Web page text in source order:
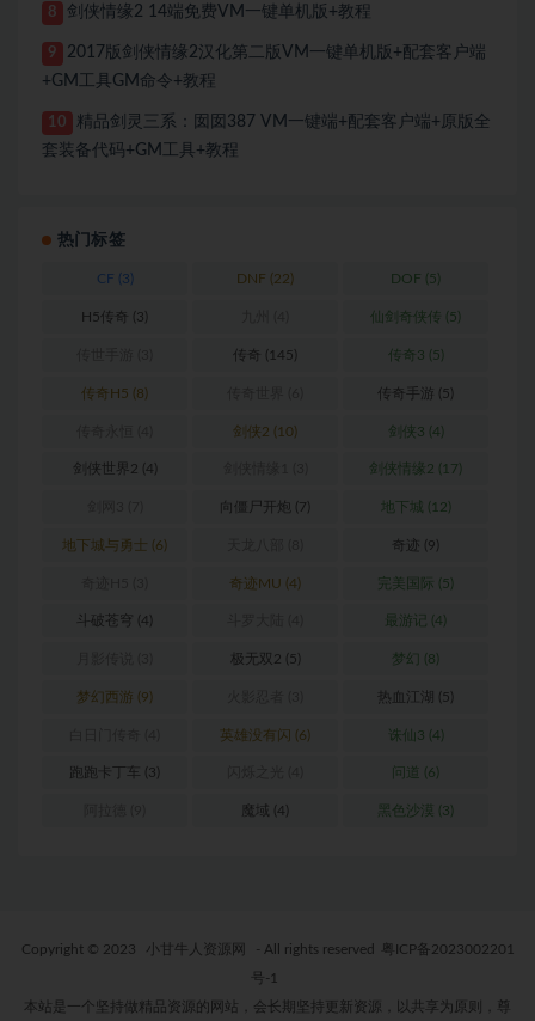
8 剑侠情缘2 14端免费VM一键单机版+教程
9
2017版剑侠情缘2汉化第二版VM一键单机版+配套客户端
+GM工具GM命令+教程
10
精品剑灵三系：囡囡387 VM一键端+配套客户端+原版全
套装备代码+GM工具+教程
热门标签
CF (3) DNF (22) DOF (5)
H5传奇 (3) 仙剑奇侠传 (5)
传奇 (145) 传奇3 (5)
传奇H5 (8) 传奇手游 (5)
剑侠2 (10) 剑侠3 (4)
剑侠世界2 (4) 剑侠情缘2 (17)
向僵尸开炮 (7) 地下城 (12)
地下城与勇士 (6) 奇迹 (9)
奇迹MU (4) 完美国际 (5)
斗破苍穹 (4) 最游记 (4)
极无双2 (5) 梦幻 (8)
梦幻西游 (9) 热血江湖 (5)
英雄没有闪 (6) 诛仙3 (4)
跑跑卡丁车 (3) 问道 (6)
魔域 (4) 黑色沙漠 (3)
Copyright © 2023 小甘牛人资源网 - All rights reserved
粤ICP备2023002201
号-1
本站是一个坚持做精品资源的网站，会长期坚持更新资源，以共享为原则，尊